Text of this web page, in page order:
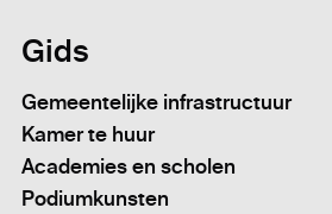
Gids
Gemeentelijke infrastructuur
Kamer te huur
Academies en scholen
Podiumkunsten